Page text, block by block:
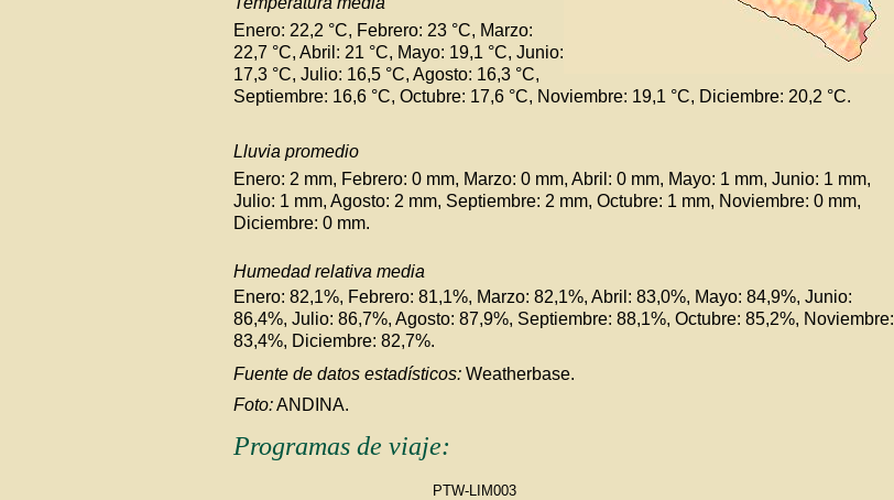
Enero: 22,2 °C, Febrero: 23 °C, Marzo:
22,7 °C, Abril: 21 °C, Mayo: 19,1 °C, Junio:
17,3 °C, Julio: 16,5 °C, Agosto: 16,3 °C,
Septiembre: 16,6 °C, Octubre: 17,6 °C, Noviembre: 19,1 °C, Diciembre: 20,2 °C.
Lluvia promedio
Enero: 2 mm, Febrero: 0 mm, Marzo: 0 mm, Abril: 0 mm, Mayo: 1 mm, Junio: 1 mm,
Julio: 1 mm, Agosto: 2 mm, Septiembre: 2 mm, Octubre: 1 mm, Noviembre: 0 mm,
Diciembre: 0 mm.
Humedad relativa media
Enero: 82,1%, Febrero: 81,1%, Marzo: 82,1%, Abril: 83,0%, Mayo: 84,9%, Junio:
86,4%, Julio: 86,7%, Agosto: 87,9%, Septiembre: 88,1%, Octubre: 85,2%, Noviembre:
83,4%, Diciembre: 82,7%.
Fuente de datos estadísticos: Weatherbase.
Foto:ANDINA.
Programas de viaje:
PTW-LIM003